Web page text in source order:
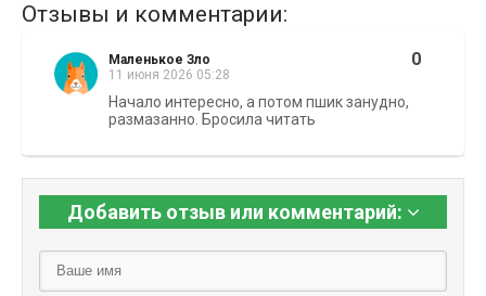
Отзывы и комментарии:
Маленькое Зло
11 июня 2026 05:28
0
Начало интересно, а потом пшик занудно,
размазанно. Бросила читать
Добавить отзыв или комментарий: